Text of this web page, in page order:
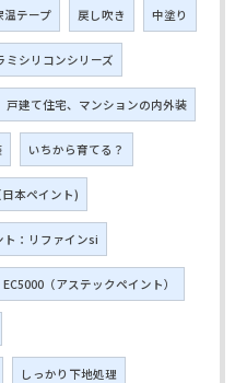
温テープ 戻し吹き 中塗り
ミシリコンシリーズ
戸建て住宅、マンションの内外装
いちから育てる？
本ペイント)
ト：リファインsi
（アステックペイント）
しっかり下地処理